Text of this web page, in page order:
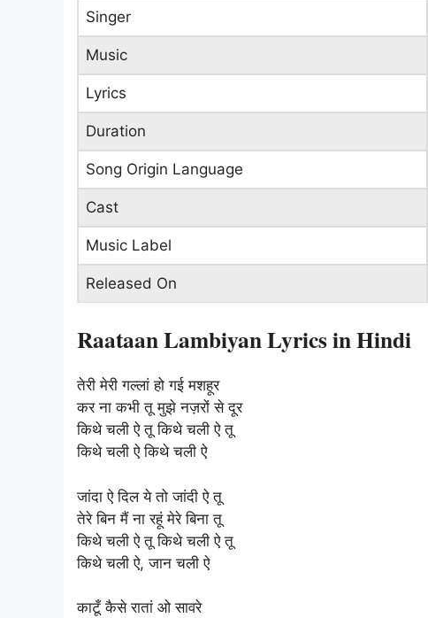
Singer
Music
Lyrics
Duration
Song Origin Language
Cast
Music Label
Released On
Raataan Lambiyan Lyrics in Hindi
तेरी मेरी गल्लां हो गई मशहूर
कर ना कभी तू मुझे नज़रों से दूर
किथे चली ऐ तू किथे चली ऐ तू
किथे चली ऐ किथे चली ऐ
जांदा ऐ दिल ये तो जांदी ऐ तू
तेरे बिन मैं ना रहूं मेरे बिना तू
किथे चली ऐ तू किथे चली ऐ तू
किथे चली ऐ, जान चली ऐ
काटूँ कैसे रातां ओ सावरे